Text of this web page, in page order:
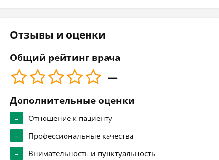
Отзывы и оценки
Общий рейтинг врача
—
Дополнительные оценки
–
Отношение к пациенту
–
Профессиональные качества
–
Внимательность и пунктуальность